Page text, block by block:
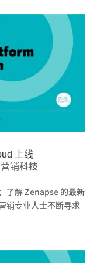
上线
营销科技
了解 Zenapse 的最新
销专业人士不断寻求